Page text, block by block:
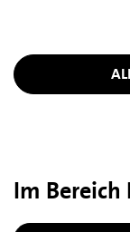
Im Bereich